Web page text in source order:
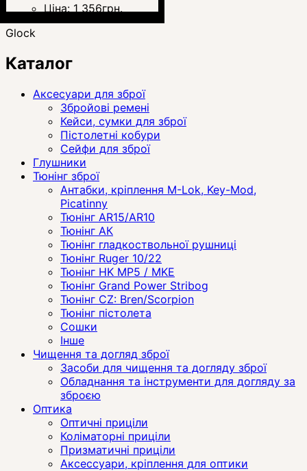
Ціна: 1 356грн.
Glock
Каталог
Аксесуари для зброї
Збройові ремені
Кейси, сумки для зброї
Пістолетні кобури
Сейфи для зброї
Глушники
Тюнінг зброї
Антабки, кріплення M-Lok, Key-Mod,
Picatinny
Тюнінг AR15/AR10
Тюнінг АК
Тюнінг гладкоствольної рушниці
Тюнінг Ruger 10/22
Тюнінг HK MP5 / MKE
Тюнінг Grand Power Stribog
Тюнінг CZ: Bren/Scorpion
Тюнінг пістолета
Сошки
Інше
Чищення та догляд зброї
Засоби для чищення та догляду зброї
Обладнання та інструменти для догляду за
зброєю
Оптика
Оптичні приціли
Коліматорні приціли
Призматичні приціли
Аксессуари, кріплення для оптики